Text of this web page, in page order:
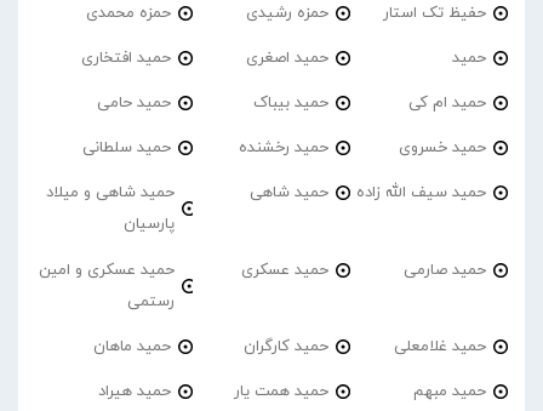
حفیظ تک استار حمزه رشیدی حمزه محمدی
حمید حمید اصغری حمید افتخاری
حمید ام کی حمید بیباک حمید حامی
حمید خسروی حمید رخشنده حمید سلطانی
حمید سیف الله زاده حمید شاهی
حمید شاهی و میلاد
پارسیان
حمید صارمی حمید عسکری
حمید عسکری و امین
رستمی
حمید غلامعلی حمید کارگران حمید ماهان
حمید مبهم حمید همت یار حمید هیراد